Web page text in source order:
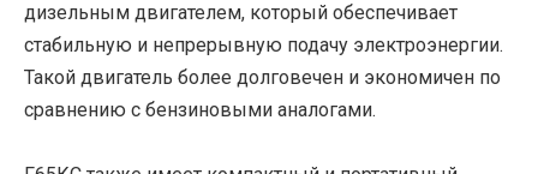
дизельным двигателем, который обеспечивает
стабильную и непрерывную подачу электроэнергии.
Такой двигатель более долговечен и экономичен по
сравнению с бензиновыми аналогами.